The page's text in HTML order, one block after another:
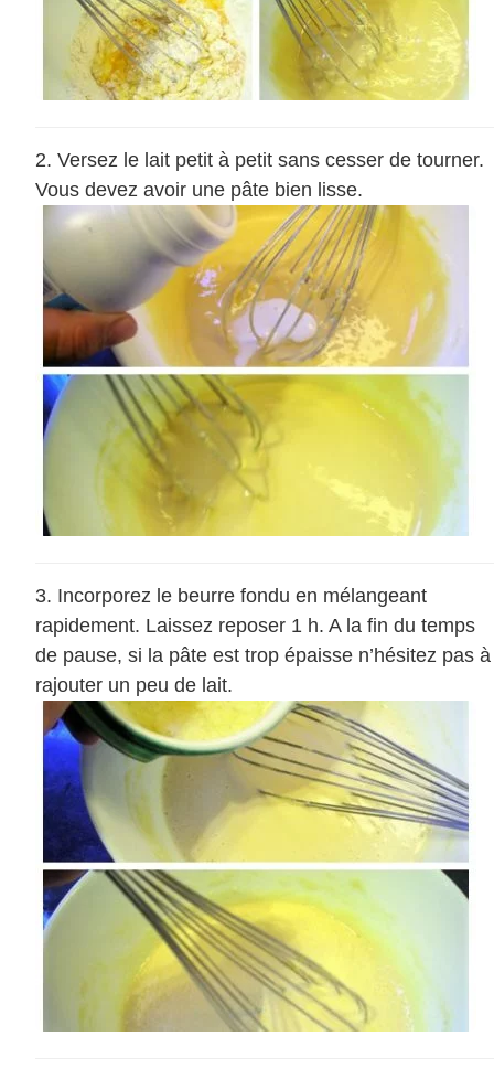
Versez le lait petit à petit sans cesser de tourner.
Vous devez avoir une pâte bien lisse.
Incorporez le beurre fondu en mélangeant
rapidement. Laissez reposer 1 h. A la fin du temps
de pause, si la pâte est trop épaisse n’hésitez pas à
rajouter un peu de lait.